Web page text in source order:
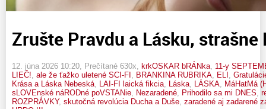
Zrušte Pravdu a Lásku, strašne
12. júna 2026 10:20 , Prečítané 630x, krkOSKAR bRÁNka 11-y
LIEČ! ale že ťažko uletené SCI-FI BRANKINA RUBRIKA ELI
Krása a Láska Nebeská LAI-FI laická fikcia Láska LÁSKA MáHatMá
sLOVEnské náRODné poVSTANie Nezaradené Prihodilo sa mi DNES
ROZPRÁVKY, skutočná revolúcia Ducha a Duše zaradené aj zadarené